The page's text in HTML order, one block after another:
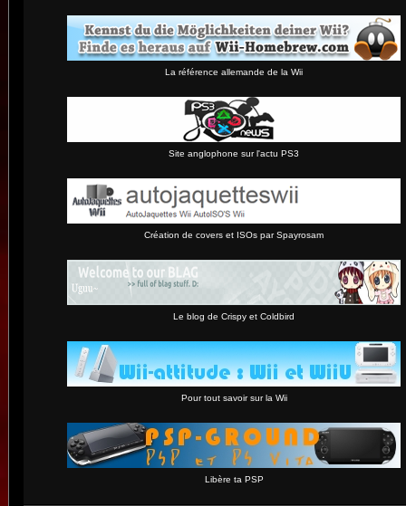
La référence allemande de la Wii
Site anglophone sur l'actu PS3
Création de covers et ISOs par Spayrosam
Le blog de Crispy et Coldbird
Pour tout savoir sur la Wii
Libère ta PSP